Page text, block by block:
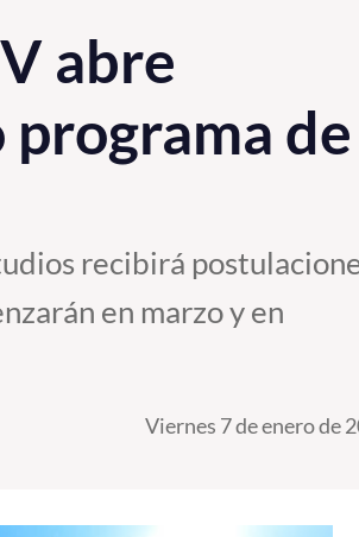
abre
de
recibirá
en marzo y en
Viernes 7 de enero de